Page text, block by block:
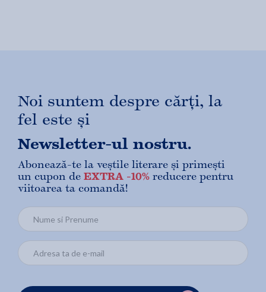
Noi suntem despre cărți, la
fel este și
Newsletter-ul nostru.
Abonează-te la veștile literare și primești
un cupon de EXTRA -10% reducere pentru
viitoarea ta comandă!